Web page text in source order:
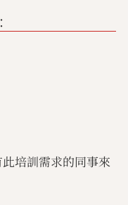
培訓需求的同事來